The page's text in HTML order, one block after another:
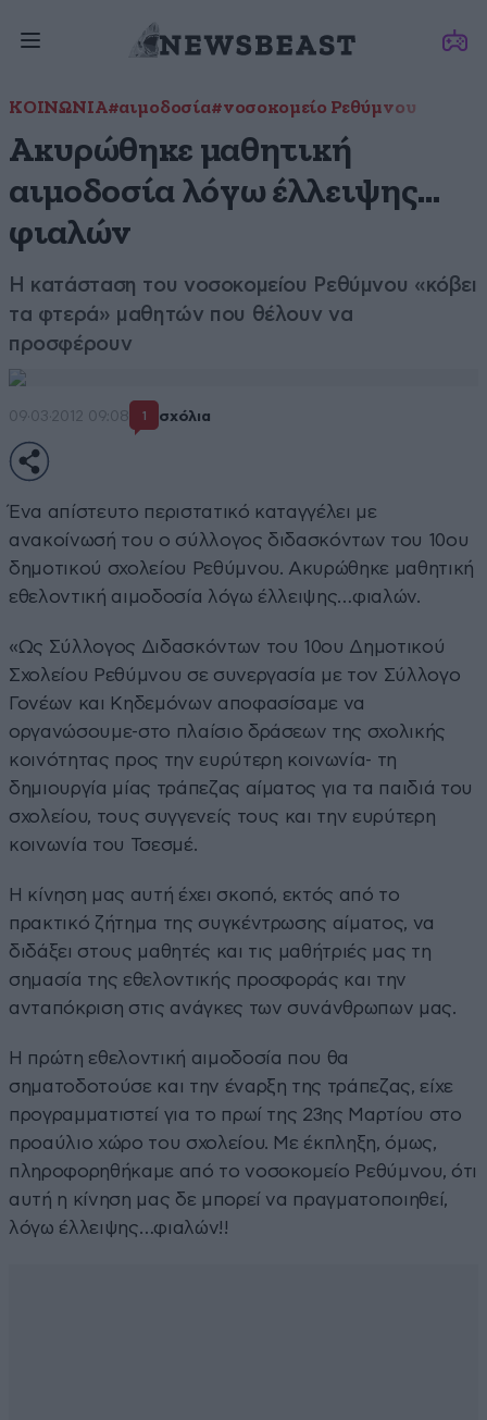
ΚΟΙΝΩΝΙΑ#αιμοδοσία#νοσοκομείο Ρεθύμνου
Ακυρώθηκε μαθητική
αιμοδοσία λόγω έλλειψης…
φιαλών
Η κατάσταση του νοσοκομείου Ρεθύμνου «κόβει
τα φτερά» μαθητών που θέλουν να
προσφέρουν
09·03·2012 09:08 1 σχόλια
Ένα απίστευτο περιστατικό καταγγέλει με
ανακοίνωσή του ο σύλλογος διδασκόντων του 10ου
δημοτικού σχολείου Ρεθύμνου. Ακυρώθηκε μαθητική
εθελοντική αιμοδοσία λόγω έλλειψης…φιαλών.
«Ως Σύλλογος Διδασκόντων του 10ου Δημοτικού
Σχολείου Ρεθύμνου σε συνεργασία με τον Σύλλογο
Γονέων και Κηδεμόνων αποφασίσαμε να
οργανώσουμε-στο πλαίσιο δράσεων της σχολικής
κοινότητας προς την ευρύτερη κοινωνία- τη
δημιουργία μίας τράπεζας αίματος για τα παιδιά του
σχολείου, τους συγγενείς τους και την ευρύτερη
κοινωνία του Τσεσμέ.
Η κίνηση μας αυτή έχει σκοπό, εκτός από το
πρακτικό ζήτημα της συγκέντρωσης αίματος, να
διδάξει στους μαθητές και τις μαθήτριές μας τη
σημασία της εθελοντικής προσφοράς και την
ανταπόκριση στις ανάγκες των συνάνθρωπων μας.
Η πρώτη εθελοντική αιμοδοσία που θα
σηματοδοτούσε και την έναρξη της τράπεζας, είχε
προγραμματιστεί για το πρωί της 23ης Μαρτίου στο
προαύλιο χώρο του σχολείου. Με έκπληξη, όμως,
πληροφορηθήκαμε από το νοσοκομείο Ρεθύμνου, ότι
αυτή η κίνηση μας δε μπορεί να πραγματοποιηθεί,
λόγω έλλειψης…φιαλών!!